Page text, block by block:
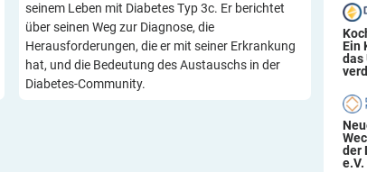
seinem Leben mit Diabetes Typ 3c. Er berichtet
über seinen Weg zur Diagnose, die
Herausforderungen, die er mit seiner Erkrankung
hat, und die Bedeutung des Austauschs in der
Diabetes-Community.
Ein
das
der
e.V.